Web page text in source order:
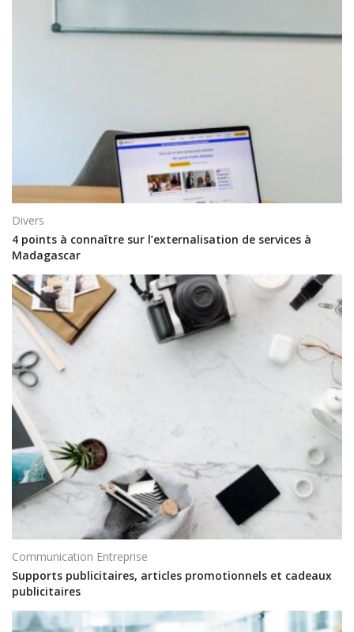
Divers
4 points à connaître sur l’externalisation de services à
Madagascar
Communication Entreprise
Supports publicitaires, articles promotionnels et cadeaux
publicitaires